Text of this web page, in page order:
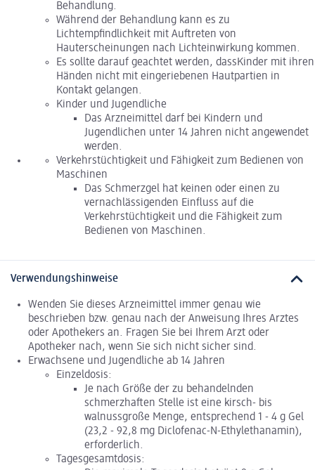
Behandlung.
Während der Behandlung kann es zu
Lichtempfindlichkeit mit Auftreten von
Hauterscheinungen nach Lichteinwirkung kommen.
Es sollte darauf geachtet werden, dassKinder mit ihren
Händen nicht mit eingeriebenen Hautpartien in
Kontakt gelangen.
Kinder und Jugendliche
Das Arzneimittel darf bei Kindern und
Jugendlichen unter 14 Jahren nicht angewendet
werden.
Verkehrstüchtigkeit und Fähigkeit zum Bedienen von
Maschinen
Das Schmerzgel hat keinen oder einen zu
vernachlässigenden Einfluss auf die
Verkehrstüchtigkeit und die Fähigkeit zum
Bedienen von Maschinen.
Verwendungshinweise
Wenden Sie dieses Arzneimittel immer genau wie
beschrieben bzw. genau nach der Anweisung Ihres Arztes
oder Apothekers an. Fragen Sie bei Ihrem Arzt oder
Apotheker nach, wenn Sie sich nicht sicher sind.
Erwachsene und Jugendliche ab 14 Jahren
Einzeldosis:
Je nach Größe der zu behandelnden
schmerzhaften Stelle ist eine kirsch- bis
walnussgroße Menge, entsprechend 1 - 4 g Gel
(23,2 - 92,8 mg Diclofenac-N-Ethylethanamin),
erforderlich.
Tagesgesamtdosis: